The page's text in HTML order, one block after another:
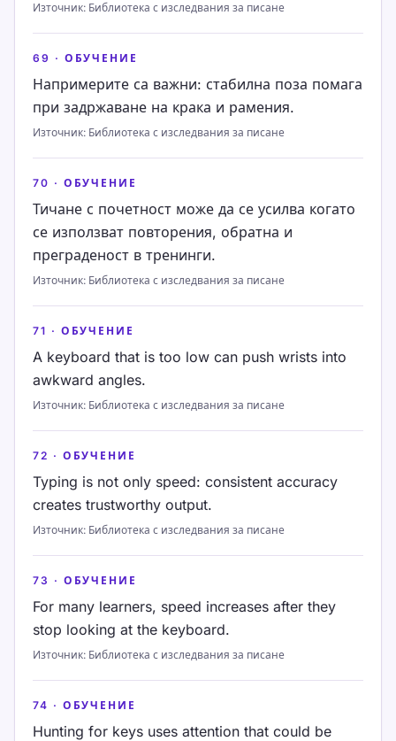
Източник: Библиотека с изследвания за писане
69 · ОБУЧЕНИЕ
Напримерите са важни: стабилна поза помага
при задржаване на крака и рамения.
Източник: Библиотека с изследвания за писане
70 · ОБУЧЕНИЕ
Тичане с почетност може да се усилва когато
се използват повторения, обратна и
преграденост в тренинги.
Източник: Библиотека с изследвания за писане
71 · ОБУЧЕНИЕ
A keyboard that is too low can push wrists into
awkward angles.
Източник: Библиотека с изследвания за писане
72 · ОБУЧЕНИЕ
Typing is not only speed: consistent accuracy
creates trustworthy output.
Източник: Библиотека с изследвания за писане
73 · ОБУЧЕНИЕ
For many learners, speed increases after they
stop looking at the keyboard.
Източник: Библиотека с изследвания за писане
74 · ОБУЧЕНИЕ
Hunting for keys uses attention that could be